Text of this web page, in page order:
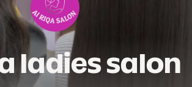
ladies salon